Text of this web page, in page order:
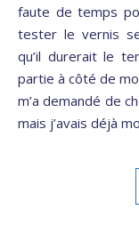
faute de temps
tester le vernis
qu’il durerait le
partie à côté de
m’a demandé de
mais j’avais déjà